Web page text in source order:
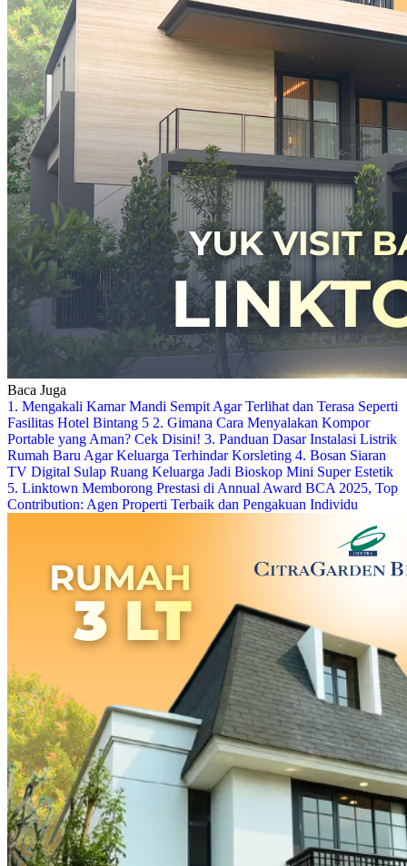
Baca Juga
1. Mengakali Kamar Mandi Sempit Agar Terlihat dan Terasa Seperti
Fasilitas Hotel Bintang 5 2. Gimana Cara Menyalakan Kompor
Portable yang Aman? Cek Disini! 3. Panduan Dasar Instalasi Listrik
Rumah Baru Agar Keluarga Terhindar Korsleting 4. Bosan Siaran
TV Digital Sulap Ruang Keluarga Jadi Bioskop Mini Super Estetik
5. Linktown Memborong Prestasi di Annual Award BCA 2025, Top
Contribution: Agen Properti Terbaik dan Pengakuan Individu